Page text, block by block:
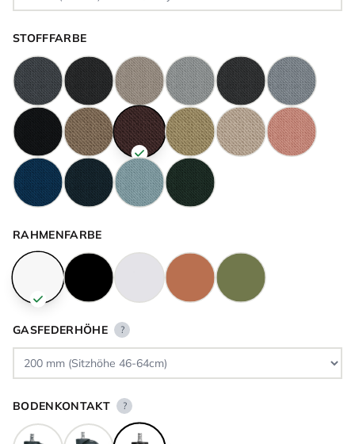
STOFFFARBE
RAHMENFARBE
GASFEDERHÖHE ?
BODENKONTAKT ?